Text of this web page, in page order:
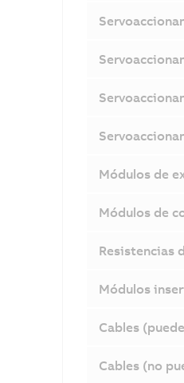
Módulos de
Módulos de
Resistencias
Módulos
Cables
Cables (no